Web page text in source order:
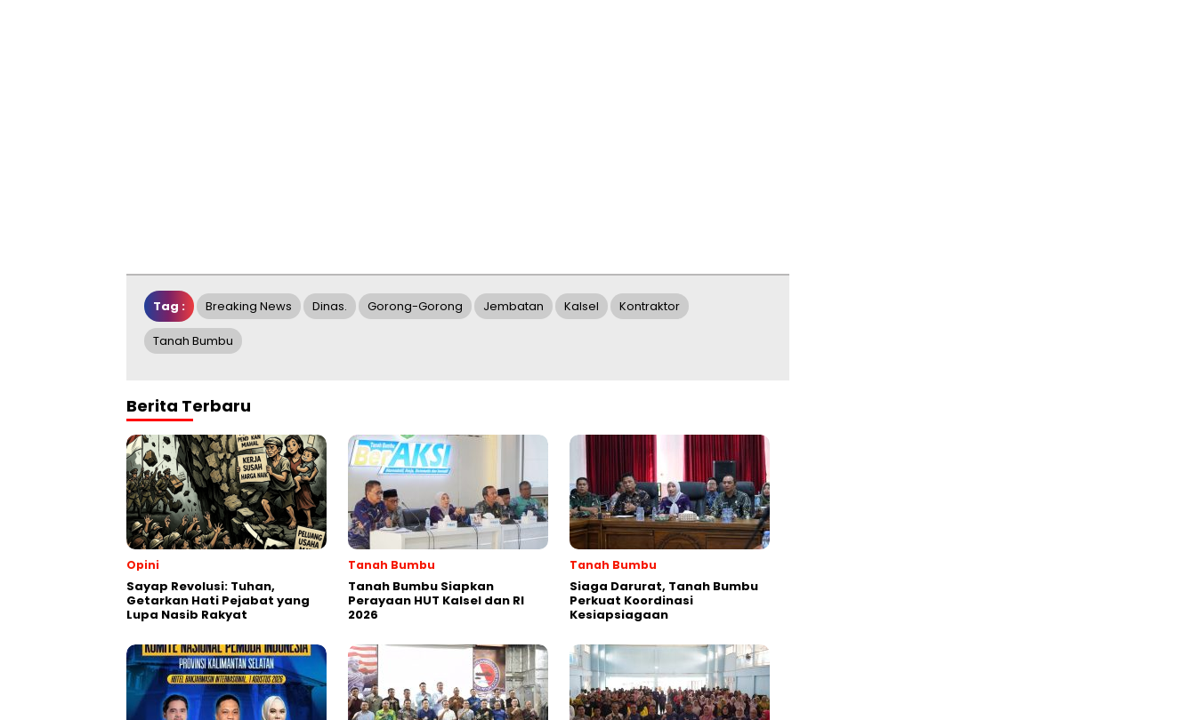
Tag : Breaking News Dinas. Gorong-Gorong Jembatan Kalsel Kontraktor
Tanah Bumbu
Berita Terbaru
Opini
Sayap Revolusi: Tuhan,
Getarkan Hati Pejabat yang
Lupa Nasib Rakyat
Tanah Bumbu
Tanah Bumbu Siapkan
Perayaan HUT Kalsel dan RI
2026
Tanah Bumbu
Siaga Darurat, Tanah Bumbu
Perkuat Koordinasi
Kesiapsiagaan